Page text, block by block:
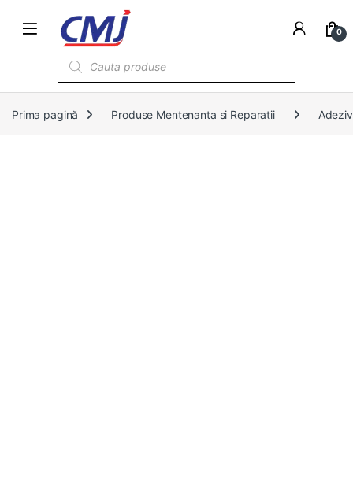
0
Prima pagină Produse Mentenanta si Reparatii